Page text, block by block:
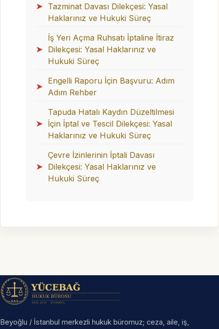
➤ Tazminat Davası Dilekçesi: Yasal
Haklarınız ve Hukuki Süreç
➤
İş Yeri Açma Ruhsatı İptaline İtiraz
Dilekçesi: Yasal Haklarınız ve
Hukuki Süreç
➤
Engelli Raporu İçin Başvuru: Adım
Adım Rehber
➤
Tapuda Hatalı Kaydın Düzeltilmesi
İçin İptal ve Tescil Dilekçesi: Yasal
Haklarınız ve Hukuki Süreç
➤
Çevre İzinlerinin İptali Davası
Dilekçesi: Yasal Haklarınız ve
Hukuki Süreç
Beyoğlu / İstanbul merkezli hukuk büromuz; ceza, aile, iş,